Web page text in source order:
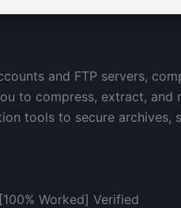
and FTP servers,
to compress, extract,
tools to secure
Worked] Verified